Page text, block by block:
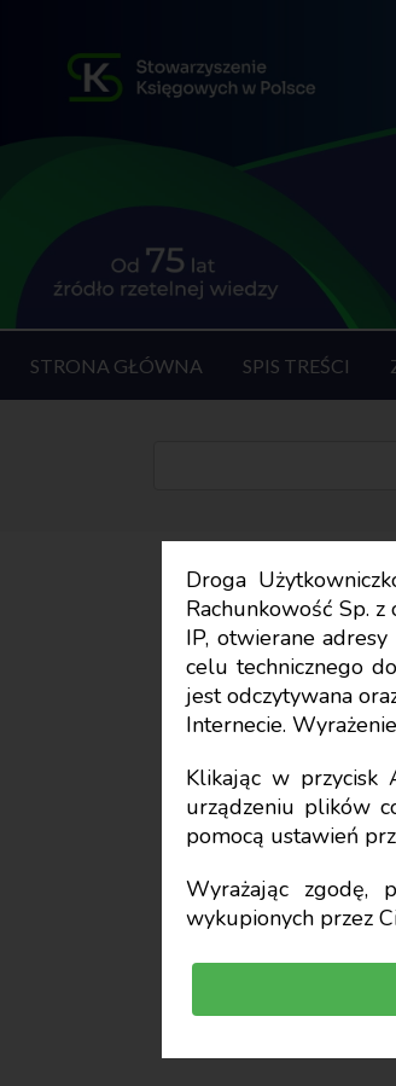
Droga
Rachunkowość Sp.
IP, otwierane
celu technicznego
jest odczytywana
Internecie.
Klikając w przycisk
urządzeniu plików
pomocą ustawień
Wyrażając zgodę,
wykupionych przez
STRONA GŁÓWNA SPIS TREŚCI
SKwP